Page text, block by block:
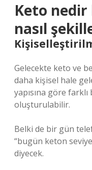
Keto
nasıl
Gelecekte keto ve
daha kişisel hale
yapısına göre
oluşturulabilir.
Belki de bir gün
“bugün keton
diyecek.